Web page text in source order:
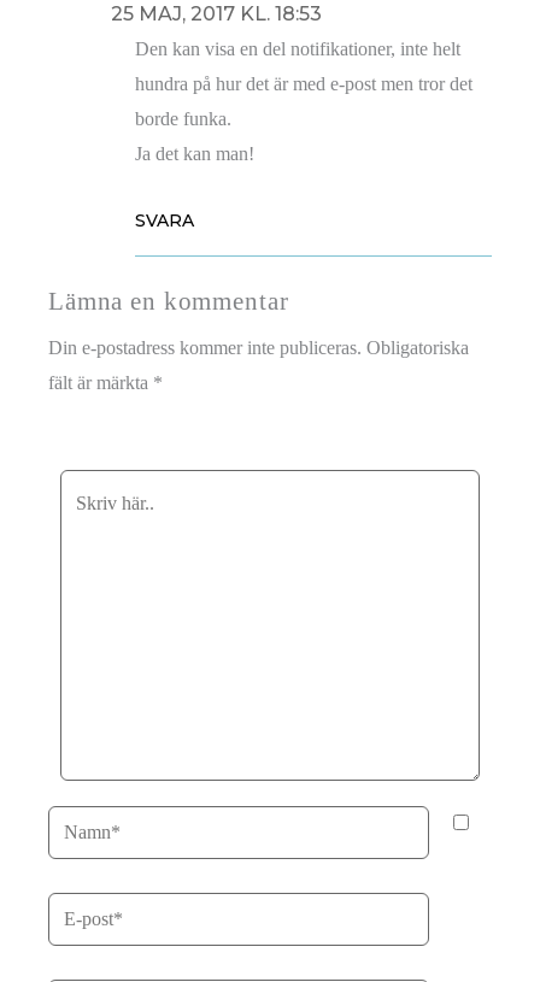
25 MAJ, 2017 KL. 18:53
Den kan visa en del notifikationer, inte helt
hundra på hur det är med e-post men tror det
borde funka.
Ja det kan man!
SVARA
Lämna en kommentar
Din e-postadress kommer inte publiceras. Obligatoriska
fält är märkta *